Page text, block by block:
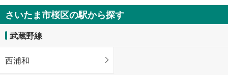
さいたま市桜区の駅から探す
武蔵野線
西浦和